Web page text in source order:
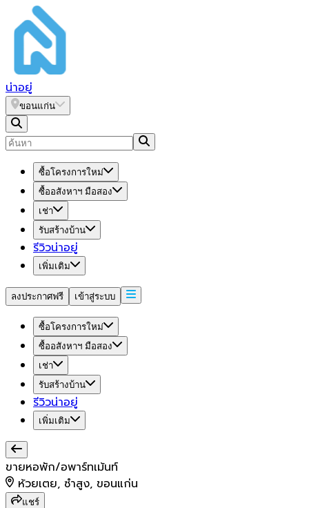
น่าอยู่
ขอนแก่น
ซื้อโครงการใหม่
ซื้ออสังหาฯ มือสอง
เช่า
รับสร้างบ้าน
รีวิวน่าอยู่
เพิ่มเติม
ลงประกาศฟรี เข้าสู่ระบบ
ซื้อโครงการใหม่
ซื้ออสังหาฯ มือสอง
เช่า
รับสร้างบ้าน
รีวิวน่าอยู่
เพิ่มเติม
ขายหอพัก/อพาร์ทเม้นท์
ห้วยเตย, ซำสูง, ขอนแก่น
แชร์